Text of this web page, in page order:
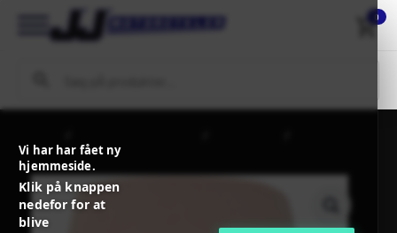
Vi har har fået ny
hjemmeside.
Klik på knappen
nedefor for at
blive
0
TRIPLE STAGE FOAM 600 X 300 X 18,5 MM
ORANGE/WHITE/BLACK